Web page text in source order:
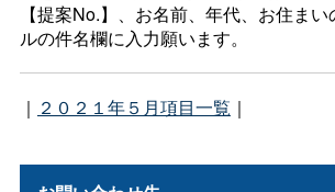
【提案No.】、お名前、年代、お住ま
ルの件名欄に入力願います。
｜ ２０２１年５月項目一覧 ｜